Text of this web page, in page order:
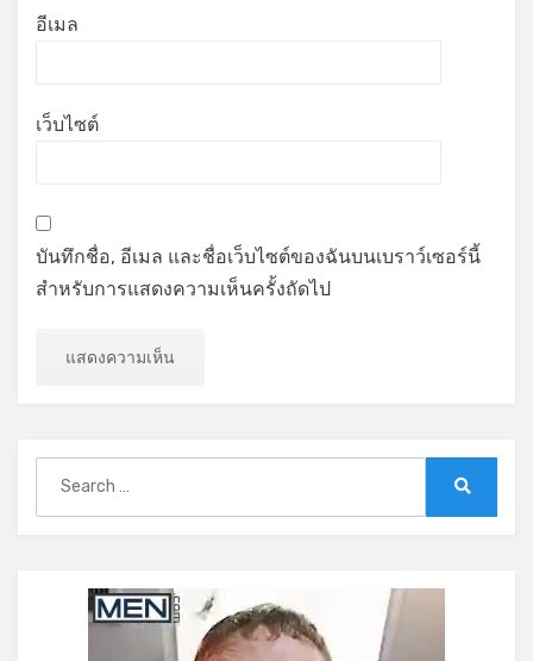
อีเมล
เว็บไซต์
บันทึกชื่อ, อีเมล และชื่อเว็บไซต์ของฉันบนเบราว์เซอร์นี้
สำหรับการแสดงความเห็นครั้งถัดไป
for: